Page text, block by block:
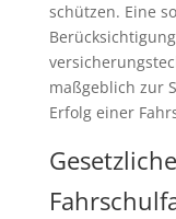
schützen. Eine
maßgeblich zur
Erfolg einer